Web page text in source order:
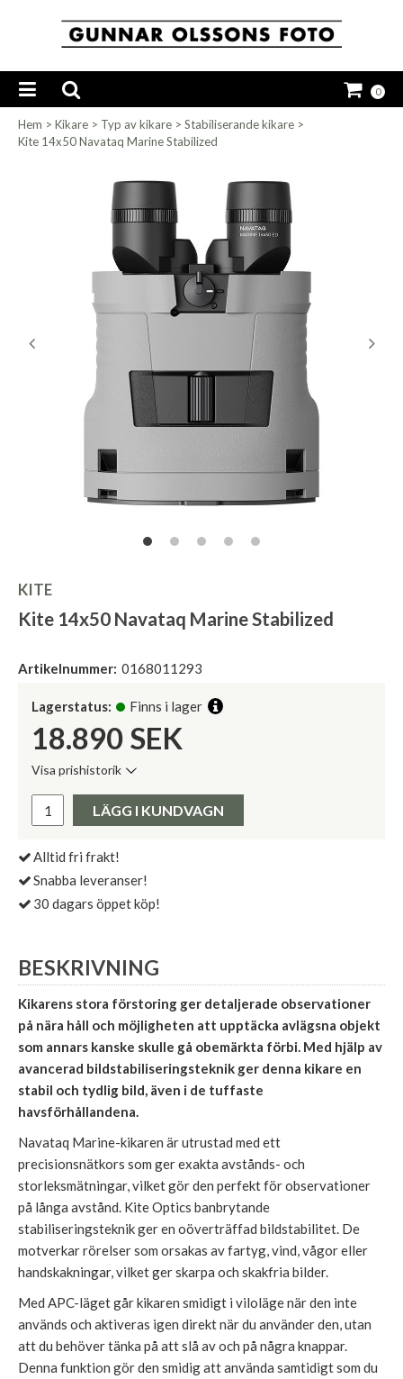
0
Hem > Kikare > Typ av kikare > Stabiliserande kikare >
Kite 14x50 Navataq Marine Stabilized
KITE
Kite 14x50 Navataq Marine Stabilized
Artikelnummer: 0168011293
Lagerstatus: Finns i lager
18.890 SEK
Visa prishistorik
Pris:
LÄGG I KUNDVAGN
Alltid fri frakt!
Snabba leveranser!
30 dagars öppet köp!
BESKRIVNING
Kikarens stora förstoring ger detaljerade observationer
på nära håll och möjligheten att upptäcka avlägsna objekt
som annars kanske skulle gå obemärkta förbi. Med hjälp av
avancerad bildstabiliseringsteknik ger denna kikare en
stabil och tydlig bild, även i de tuffaste
havsförhållandena.
Navataq Marine-kikaren är utrustad med ett
precisionsnätkors som ger exakta avstånds- och
storleksmätningar, vilket gör den perfekt för observationer
på långa avstånd. Kite Optics banbrytande
stabiliseringsteknik ger en oöverträffad bildstabilitet. De
motverkar rörelser som orsakas av fartyg, vind, vågor eller
handskakningar, vilket ger skarpa och skakfria bilder.
Med APC-läget går kikaren smidigt i viloläge när den inte
används och aktiveras igen direkt när du använder den, utan
att du behöver tänka på att slå av och på några knappar.
Denna funktion gör den smidig att använda samtidigt som du